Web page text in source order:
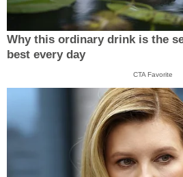
Why this ordinary drink is the
best every day
CTA Favorite